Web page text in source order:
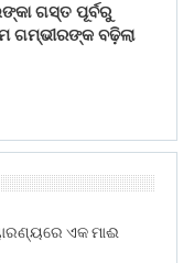
ଗସ୍ତ ପୂର୍ବରୁ
ଗମ୍ଭୀରଙ୍କ ବଢ଼ିଲା
ଏକ ମାଈ